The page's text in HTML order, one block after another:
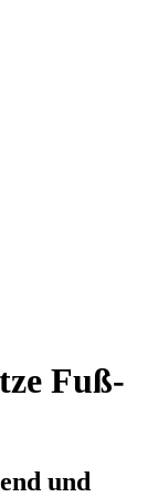
Fuß-
und